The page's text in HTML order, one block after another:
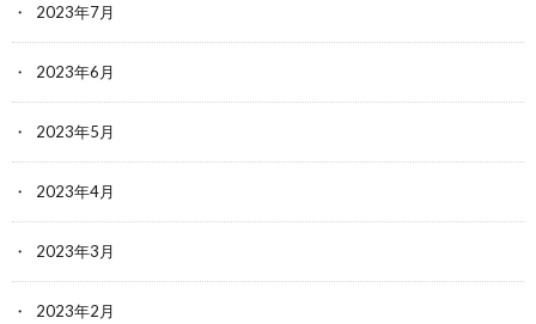
2023年7月
2023年6月
2023年5月
2023年4月
2023年3月
2023年2月